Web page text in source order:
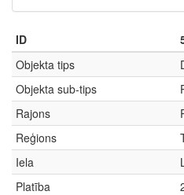
ID
Objekta tips
Objekta sub-tips
Rajons
Reģions
Iela
Platība